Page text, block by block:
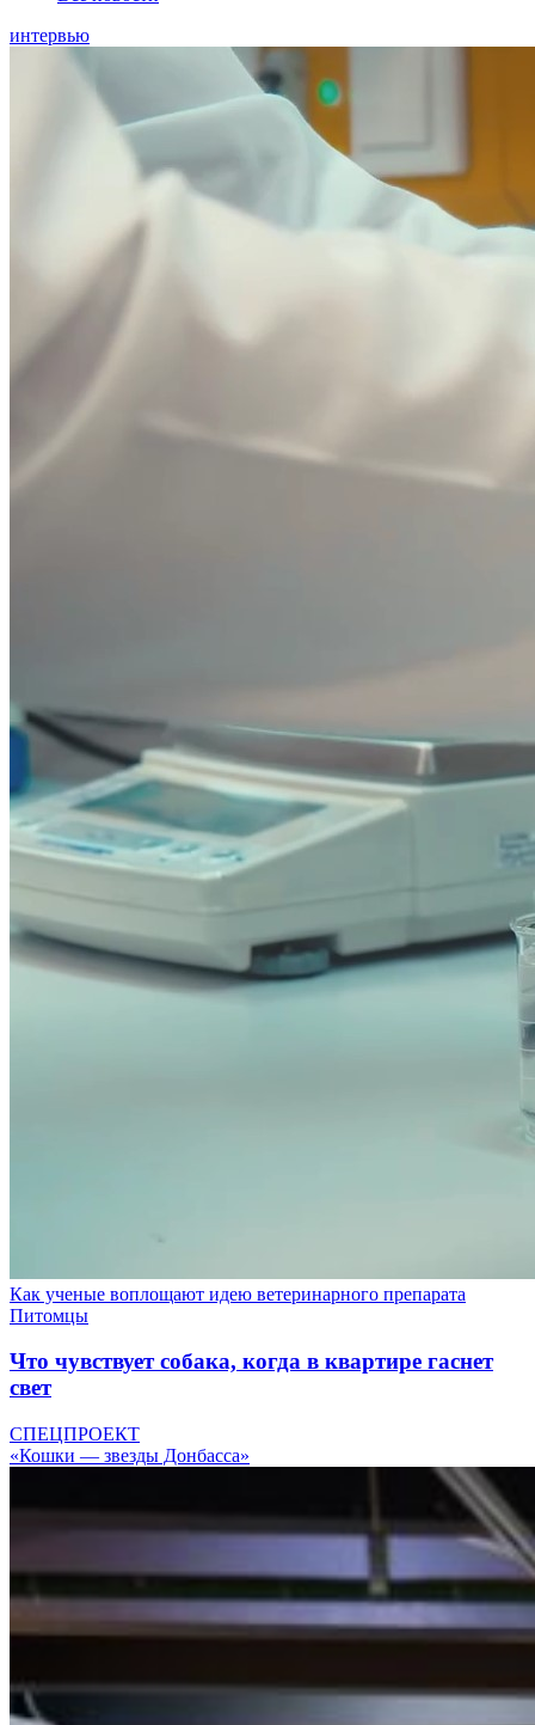
интервью
Как ученые воплощают идею ветеринарного препарата
Питомцы
Что чувствует собака, когда в квартире гаснет
свет
СПЕЦПРОЕКТ
«Кошки — звезды Донбасса»